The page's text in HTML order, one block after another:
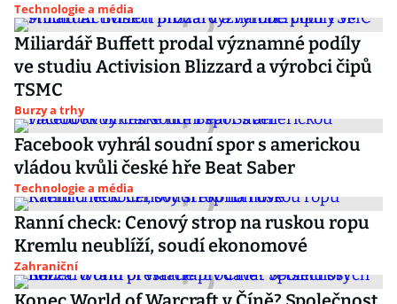
Technologie a média
Miliardář Buffett prodal významné podíly
ve studiu Activision Blizzard a výrobci čipů
TSMC
Burzy a trhy
Facebook vyhrál soudní spor s americkou
vládou kvůli české hře Beat Saber
Technologie a média
Ranní check: Cenový strop na ruskou ropu
Kremlu neublíží, soudí ekonomové
Zahraniční